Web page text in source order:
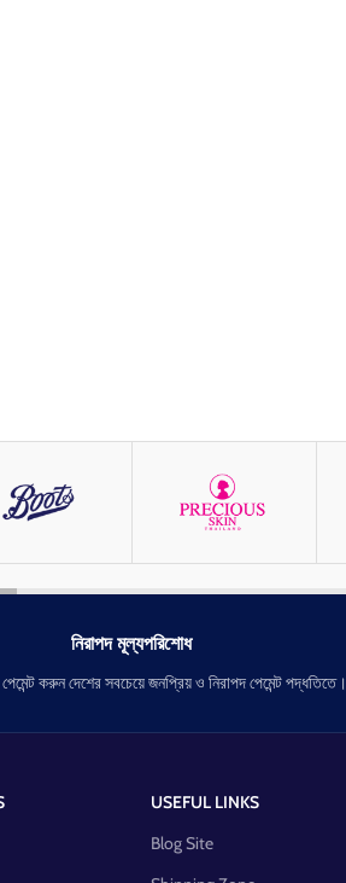
নিরাপদ মূল্যপরিশোধ
করুন দেশের সবচেয়ে জনপ্রিয় ও নিরাপদ পেমেন্ট পদ্ধতিতে।
USEFUL LINKS
Blog Site